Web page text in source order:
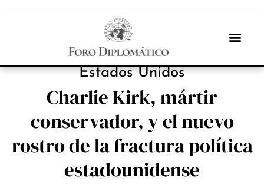
PROTAGONISTAS
Estados Unidos
Charlie Kirk, mártir
conservador, y el nuevo
rostro de la fractura política
estadounidense